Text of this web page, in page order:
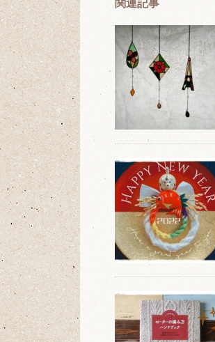
関連記事